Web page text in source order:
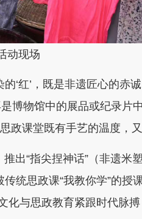
现场
红’，既是非遗匠心的赤
博物馆中的展品或纪录片
政课堂既有手艺的温度，
“指尖捏神话”（非遗米塑
统思政课“我教你学”的授
化与思政教育紧跟时代脉搏